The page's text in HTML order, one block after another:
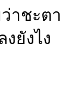
าชะตา
ยังไง